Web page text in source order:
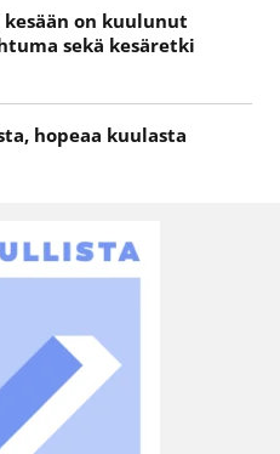
on kuulunut
sekä kesäretki
hopeaa kuulasta